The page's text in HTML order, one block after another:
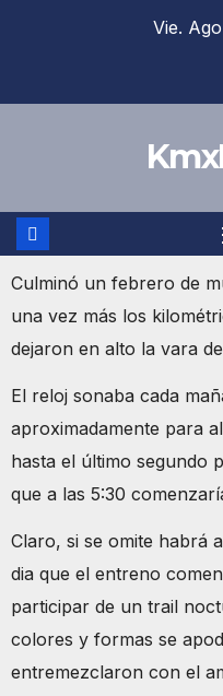
Vie.
Culminó un febrero de
una vez más los
dejaron en alto la vara
El reloj sonaba cada
aproximadamente para
hasta el último segundo
que a las 5:30
Claro, si se omite habrá
dia que el entreno
participar de un trail
colores y formas se
entremezclaron con el